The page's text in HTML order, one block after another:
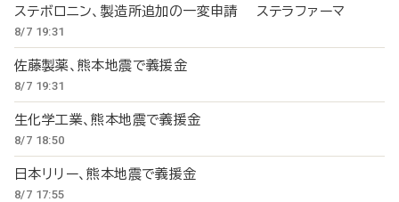
ステボロニン、製造所追加の一変申請 ステラファーマ
8/7 19:31
佐藤製薬、熊本地震で義援金
8/7 19:31
生化学工業、熊本地震で義援金
8/7 18:50
日本リリー、熊本地震で義援金
8/7 17:55